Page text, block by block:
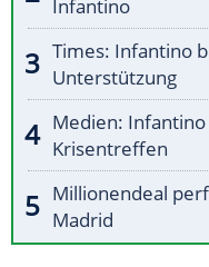
Infantino
Times: Infantino
Unterstützung
Medien:
Krisentreffen
Millionendeal
Madrid